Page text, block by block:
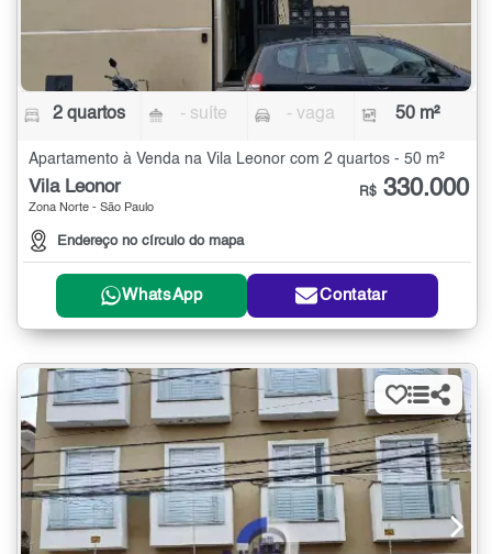
2 quartos - suíte - vaga 50 m²
Apartamento à Venda na Vila Leonor com 2 quartos - 50 m²
Vila Leonor
Zona Norte - São Paulo
Endereço no círculo do mapa
R$ 330.000
WhatsApp Contatar